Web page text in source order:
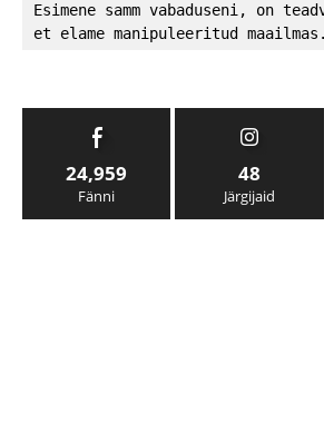
Esimene samm vabaduseni, on
et elame manipuleeritud maailmas.
24,959
Fänni
48
Järgijaid